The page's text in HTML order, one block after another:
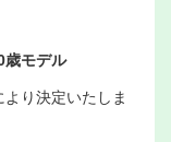
歳モデル
り決定いたしま